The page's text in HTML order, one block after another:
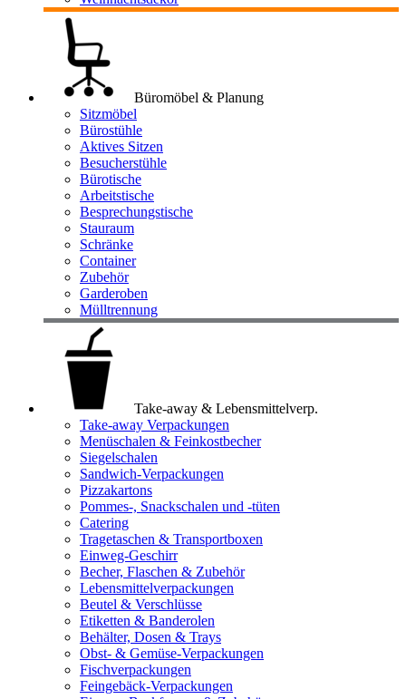
Büromöbel & Planung
Sitzmöbel
Bürostühle
Aktives Sitzen
Besucherstühle
Bürotische
Arbeitstische
Besprechungstische
Stauraum
Schränke
Container
Zubehör
Garderoben
Mülltrennung
Take-away & Lebensmittelverp.
Take-away Verpackungen
Menüschalen & Feinkostbecher
Siegelschalen
Sandwich-Verpackungen
Pizzakartons
Pommes-, Snackschalen und -tüten
Catering
Tragetaschen & Transportboxen
Einweg-Geschirr
Becher, Flaschen & Zubehör
Lebensmittelverpackungen
Beutel & Verschlüsse
Etiketten & Banderolen
Behälter, Dosen & Trays
Obst- & Gemüse-Verpackungen
Fischverpackungen
Feingebäck-Verpackungen